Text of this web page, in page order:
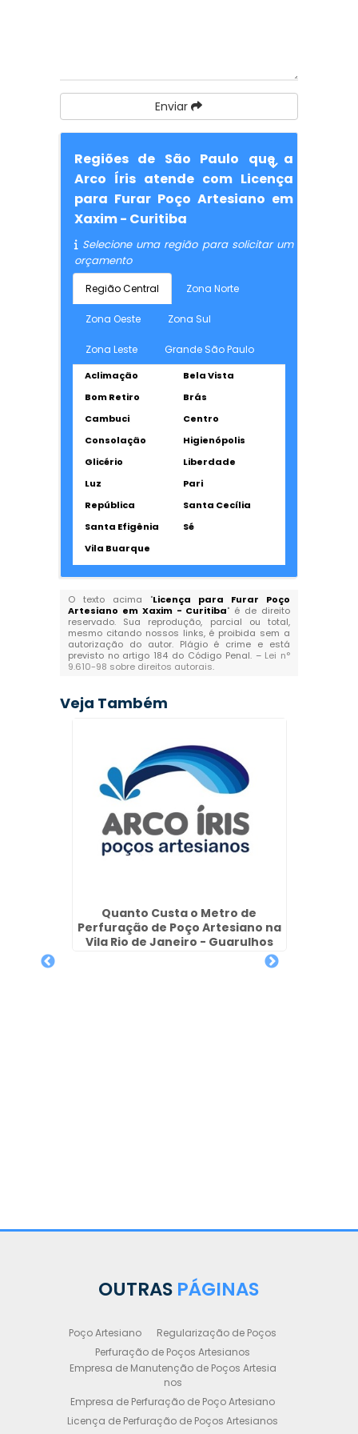
Enviar
Regiões de São Paulo que a
Arco Íris atende com Licença
para Furar Poço Artesiano em
Xaxim - Curitiba
Selecione uma região para solicitar um
orçamento
Região Central Zona Norte
Zona Oeste Zona Sul
Zona Leste Grande São Paulo
Aclimação
Bela Vista
Bom Retiro
Brás
Cambuci
Centro
Consolação
Higienópolis
Glicério
Liberdade
Luz
Pari
República
Santa Cecília
Santa Efigênia
Sé
Vila Buarque
O texto acima "Licença para Furar Poço
Artesiano em Xaxim - Curitiba" é de direito
reservado. Sua reprodução, parcial ou total,
mesmo citando nossos links, é proibida sem a
autorização do autor. Plágio é crime e está
previsto no artigo 184 do Código Penal. – Lei n°
9.610-98 sobre direitos autorais.
Veja Também
Quanto Custa o Metro de
Perfuração de Poço Artesiano na
Vila Rio de Janeiro - Guarulhos
OUTRAS PÁGINAS
Poço Artesiano
Regularização de Poços
Perfuração de Poços Artesianos
Empresa de Manutenção de Poços Artesia
nos
Empresa de Perfuração de Poço Artesiano
Licença de Perfuração de Poços Artesianos